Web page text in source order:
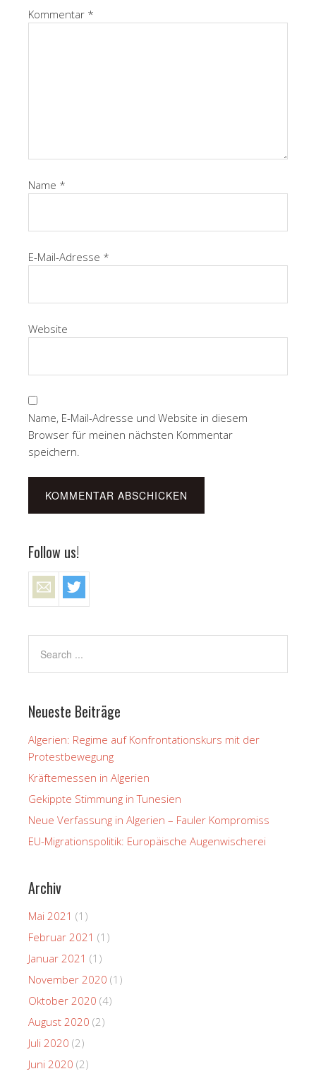
Kommentar *
Name *
E-Mail-Adresse *
Website
Name, E-Mail-Adresse und Website in diesem
Browser für meinen nächsten Kommentar
speichern.
Follow us!
Neueste Beiträge
Algerien: Regime auf Konfrontationskurs mit der
Protestbewegung
Kräftemessen in Algerien
Gekippte Stimmung in Tunesien
Neue Verfassung in Algerien – Fauler Kompromiss
EU-Migrationspolitik: Europäische Augenwischerei
Archiv
Mai 2021 (1)
Februar 2021 (1)
Januar 2021 (1)
November 2020 (1)
Oktober 2020 (4)
August 2020 (2)
Juli 2020 (2)
Juni 2020 (2)